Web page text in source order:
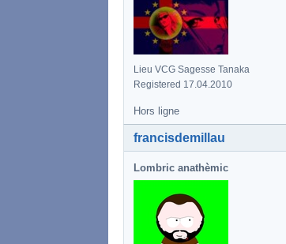
Lieu VCG Sagesse Tanaka
Registered 17.04.2010
Hors ligne
francisdemillau
Lombric anathèmic